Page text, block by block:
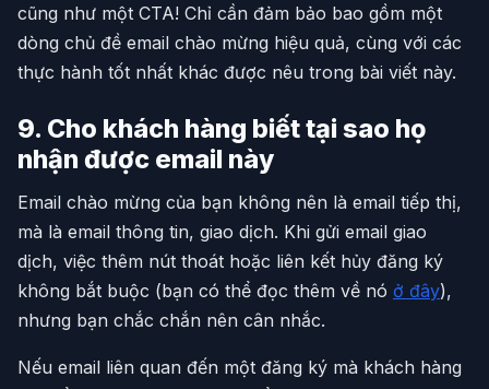
cũng như một CTA! Chỉ cần đảm bảo bao gồm một
dòng chủ đề email chào mừng hiệu quả, cùng với các
thực hành tốt nhất khác được nêu trong bài viết này.
9. Cho khách hàng biết tại sao họ
nhận được email này
Email chào mừng của bạn không nên là email tiếp thị,
mà là email thông tin, giao dịch. Khi gửi email giao
dịch, việc thêm nút thoát hoặc liên kết hủy đăng ký
không bắt buộc (bạn có thể đọc thêm về nó ở đây),
nhưng bạn chắc chắn nên cân nhắc.
Nếu email liên quan đến một đăng ký mà khách hàng